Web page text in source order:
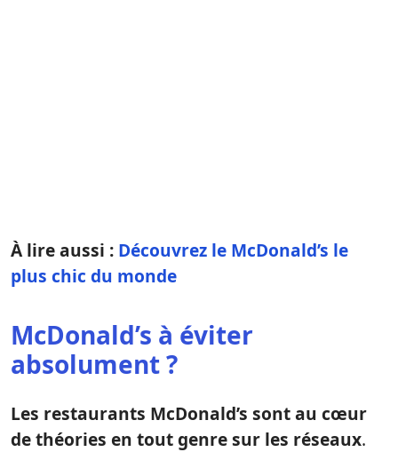
À lire aussi : Découvrez le McDonald’s le
plus chic du monde
McDonald’s à éviter
absolument ?
Les restaurants McDonald’s sont au cœur
de théories en tout genre sur les réseaux.